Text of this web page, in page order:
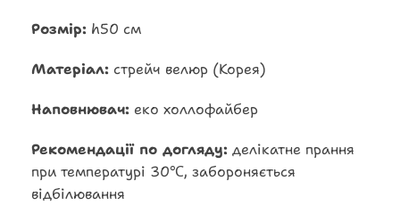
Розмір: h50 см
Матеріал: стрейч велюр (Корея)
Наповнювач: еко холлофайбер
Рекомендації по догляду: делікатне прання
при температурі 30℃, забороняється
відбілювання